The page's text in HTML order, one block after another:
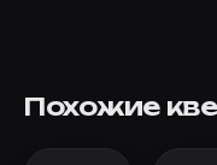
Похожие